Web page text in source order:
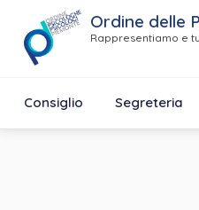
Ordine delle
Rappresentiamo e
Consiglio Segreteria